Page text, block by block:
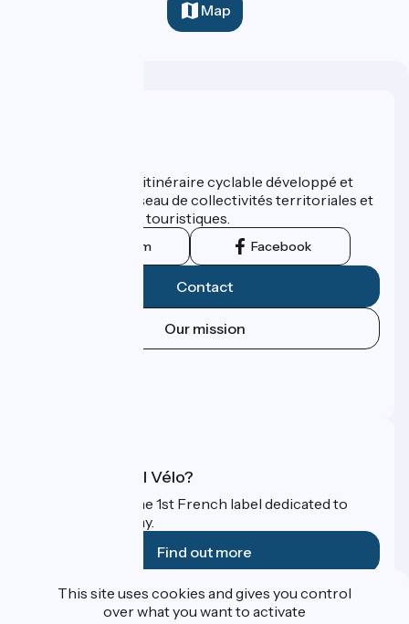
Map
ViaRhôna est un itinéraire cyclable développé et
promu par un réseau de collectivités territoriales et
leurs institutions touristiques.
Instagram Facebook
Contact
Our mission
What is Accueil Vélo?
Accueil Vélo is the 1st French label dedicated to
cyclists on holiday.
Find out more
Funded as part of Destination France
This site uses cookies and gives you control
over what you want to activate